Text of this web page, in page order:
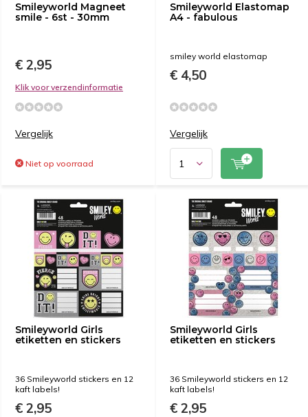
Smileyworld Magneet
smile - 6st - 30mm
€ 2,95
Klik voor verzendinformatie
Vergelijk
Niet op voorraad
Smileyworld Elastomap
A4 - fabulous
smiley world elastomap
€ 4,50
Vergelijk
Smileyworld Girls
etiketten en stickers
36 Smileyworld stickers en 12
kaft labels!
€ 2,95
Smileyworld Girls
etiketten en stickers
36 Smileyworld stickers en 12
kaft labels!
€ 2,95